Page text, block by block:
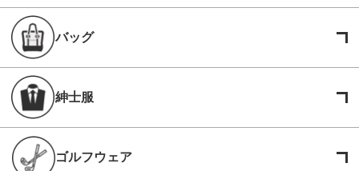
バッグ
紳士服
ゴルフウェア